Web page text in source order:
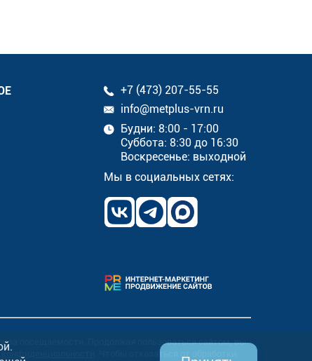
+7 (473) 207-55-55
info@metplus-vrn.ru
Будни: 8:00 - 17:00
Суббота: 8:30 до 16:30
Воскресенье: выходной
Мы в социальных сетях:
посещаемости. Продолжая пользоваться сайтом, вы